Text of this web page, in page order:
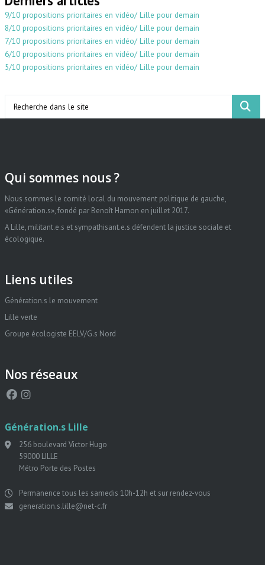
9/10 propositions prioritaires en vidéo/ Lille pour demain
8/10 propositions prioritaires en vidéo/ Lille pour demain
7/10 propositions prioritaires en vidéo/ Lille pour demain
6/10 propositions prioritaires en vidéo/ Lille pour demain
5/10 propositions prioritaires en vidéo/ Lille pour demain
Qui sommes nous ?
Nous sommes le comité local du mouvement politique de gauche,
«Génération.s», fondé par Benoît Hamon en juillet 2017.
A Lille, militant.e.s et sympathisant.e.s défendent la justice sociale et
écologique.
Liens utiles
Génération.s le mouvement
Lille verte
Groupe écologiste EELV/G.s Nord
Nos réseaux
Génération.s Lille
256 boulevard Victor Hugo
59000 LILLE
Métro Porte des Postes
Permanence tous les samedis 10h-12h et sur rendez-vous
generation.s.lille@net-c.fr